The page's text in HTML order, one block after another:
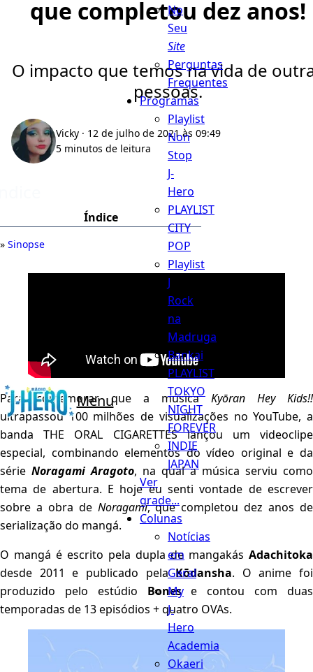
Menu
No
Seu
Site
Perguntas
Frequentes
Programas
Playlist
Non
Stop
J-
Hero
PLAYLIST
CITY
POP
Playlist
J
Rock
na
Madruga
Bankai
PLAYLIST
TOKYO
NIGHT
FOREVER
INDIE
JAPAN
Ver
grade...
Colunas
Notícias
em
Geral
My
J-
Hero
Academia
Okaeri
que completou dez anos!
O impacto que temos na vida de
pessoas.
Vicky · 12 de julho de 2021 às 09:49
5 minutos de leitura
Índice
Sinopse
Para comemorar que a música Kyōran Hey Kids!!
ultrapassou 100 milhões de visualizações no YouTube, a
banda THE ORAL CIGARETTES lançou um videoclipe
especial, combinando elementos do vídeo original e da
série Noragami Aragoto, na qual a música serviu como
tema de abertura. E hoje eu senti vontade de escrever
sobre a obra de Noragami, que completou dez anos de
serialização do mangá.
O mangá é escrito pela dupla de mangakás Adachitoka
desde 2011 e publicado pelaKōdansha. O anime foi
produzido pelo estúdio Bonese contou com duas
temporadas de 13 episódios + quatro OVAs.